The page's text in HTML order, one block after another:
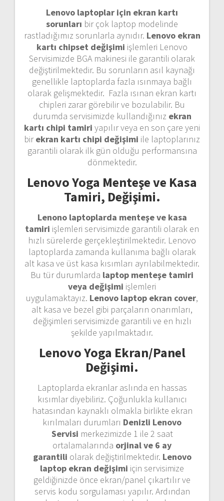
Lenovo laptoplar için ekran kartı
sorunları bir çok laptop modelinde
rastladığımız sorunlarla aynıdır. Lenovo ekran
kartı chipset değişimi işlemleri Lenovo
Servisimizde BGA makinesi ile garantili olarak
değiştirilmektedir. Bu sorunların asıl kaynağı
genellikle laptoplarda fazla ısınmaya bağlı
olarak gelişmektedir. Fazla ısınan ekran kartı
chipleri zarar görebilir ve bozulabilir. Bu
durumda servisimizde kullandığınız ekran
kartı chipi tamiri yapılır veya en son çare yeni
birekran kartı chipi değişimi ile laptoplarınız
garantili olarak ilk gün olduğu performansına
dönmektedir.
Lenovo Yoga Menteşe ve Kasa
Tamiri, Değişimi.
Lenono laptoplarda menteşe ve kasa
tamiri işlemleri servisimizde garantili olarak en
hızlı sürelerde gerçekleştirilmektedir. Lenovo
laptoplarda zamanda kullanıma bağlı olarak
alt kasa ve üst kasa kısımları ayrılabilmektedir.
Bu tür durumlarda laptop menteşe tamiri
veya değişimi işlemleri
uygulamaktayız. Lenovo laptop ekran cover,
alt kasa ve bezel gibi parçaların onarımları,
değişimleri servisimizde garantili ve en hızlı
şekilde yapılmaktadır.
Lenovo Yoga Ekran/Panel
Değişimi.
Laptoplarda ekranlar aslında en hassas
kısımlar diyebiliriz. Çoğunlukla kullanıcı
hatasından kaynaklı olmakla birlikte ekran
kırılmaları durumları Denizli Lenovo
Servisi merkezimizde 1 ile 2 saat
ortalamalarında orjinal ve 6 ay
garantili olarak değiştirilmektedir. Lenovo
laptop ekran değişimi için servisimize
geldiğinizde önce ekran/panel çıkartılır ve
servis kodu sorgulaması yapılır. Ardından